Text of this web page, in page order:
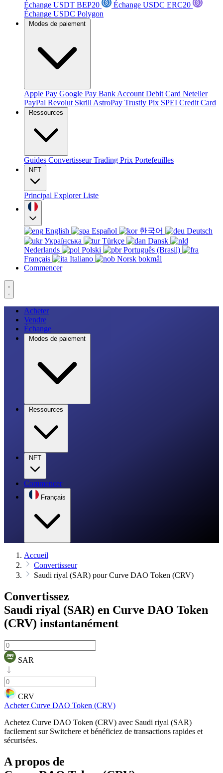
Échange USDT BEP20
Échange USDC ERC20
Échange USDC Polygon
Modes de paiement
Apple Pay Google Pay Bank Account Debit Card Neteller
PayPal Revolut Skrill AstroPay Trustly Pix SPEI Credit Card
Ressources
Guides ConvertisseurTrading Prix Portefeuilles
NFT
Principal ExplorerListe
English Español 한국어
Deutsch
Українська
Türkçe
Dansk
Nederlands
Polski
Português (Brasil)
Français
Italiano
Norsk bokmål
Commencer
Acheter
Vendre
Échange
Modes de paiement
Ressources
NFT
Commencer
Français
Accueil
Convertisseur
Saudi riyal (SAR) pour Curve DAO Token (CRV)
Convertissez
Saudi riyal (SAR) en Curve DAO Token
(CRV) instantanément
SAR
CRV
Acheter Curve DAO Token (CRV)
Achetez Curve DAO Token (CRV) avec Saudi riyal (SAR)
facilement sur Switchere et bénéficiez de transactions rapides et
sécurisées.
A propos de